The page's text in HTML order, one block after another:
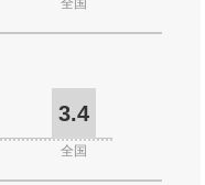
全国
3.4
全国